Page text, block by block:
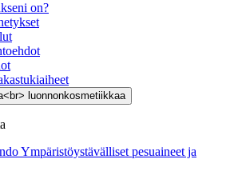
on?
Ympäristöystävälliset pesuaineet ja